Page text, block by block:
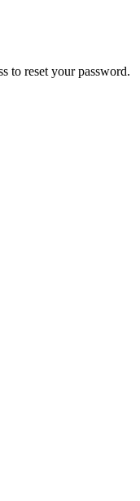
to reset your password.